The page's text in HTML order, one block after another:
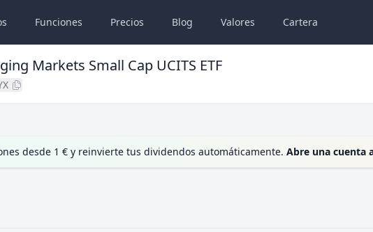
Funciones Precios Blog Valores Cartera
Markets Small Cap UCITS ETF
desde 1 € y reinvierte tus dividendos automáticamente. Abre una cuenta